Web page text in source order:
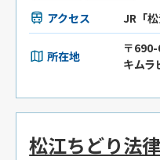
アクセス JR「
所在地
〒
キムラ
松江ちどり法